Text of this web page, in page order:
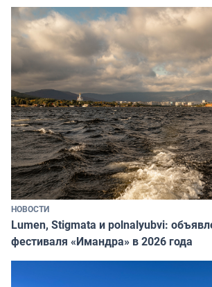
НОВОСТИ
Lumen, Stigmata и polnalyubvi:
фестиваля «Имандра» в 2026 года